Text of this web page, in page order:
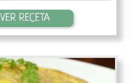
VER RECETA